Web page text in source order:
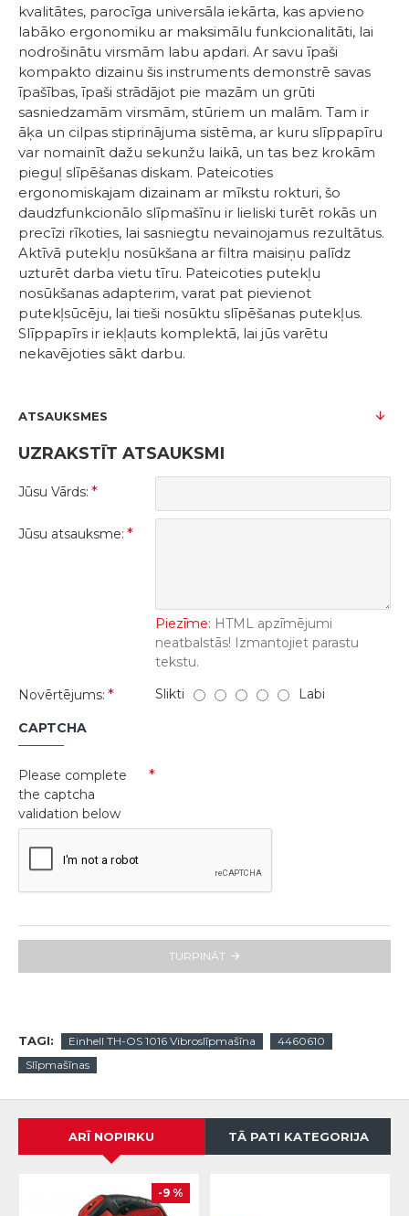
kvalitātes, parocīga universāla iekārta, kas apvieno
labāko ergonomiku ar maksimālu funkcionalitāti, lai
nodrošinātu virsmām labu apdari. Ar savu īpaši
kompakto dizainu šis instruments demonstrē savas
īpašības, īpaši strādājot pie mazām un grūti
sasniedzamām virsmām, stūriem un malām. Tam ir
āķa un cilpas stiprinājuma sistēma, ar kuru slīppapīru
var nomainīt dažu sekunžu laikā, un tas bez krokām
pieguļ slīpēšanas diskam. Pateicoties
ergonomiskajam dizainam ar mīkstu rokturi, šo
daudzfunkcionālo slīpmašīnu ir lieliski turēt rokās un
precīzi rīkoties, lai sasniegtu nevainojamus rezultātus.
Aktīvā putekļu nosūkšana ar filtra maisiņu palīdz
uzturēt darba vietu tīru. Pateicoties putekļu
nosūkšanas adapterim, varat pat pievienot
putekļsūcēju, lai tieši nosūktu slīpēšanas putekļus.
Slīppapīrs ir iekļauts komplektā, lai jūs varētu
nekavējoties sākt darbu.
ATSAUKSMES
UZRAKSTĪT ATSAUKSMI
Jūsu Vārds:
Jūsu atsauksme:
Piezīme: HTML apzīmējumi
neatbalstās! Izmantojiet parastu
tekstu.
Novērtējums:
Slikti Labi
CAPTCHA
Please complete
the captcha
validation below
TURPINĀT
TAGI: Einhell TH-OS 1016 Vibroslīpmašīna
4460610
Slīpmašīnas
ARĪ NOPIRKU TĀ PATI KATEGORIJA
-9 %